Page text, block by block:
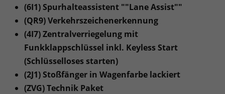
(6I1) Spurhalteassistent ""Lane Assist""
(QR9) Verkehrszeichenerkennung
(4I7) Zentralverriegelung mit
Funkklappschlüssel inkl. Keyless Start
(Schlüsselloses starten)
(2J1) Stoßfänger in Wagenfarbe lackiert
(ZVG) Technik Paket